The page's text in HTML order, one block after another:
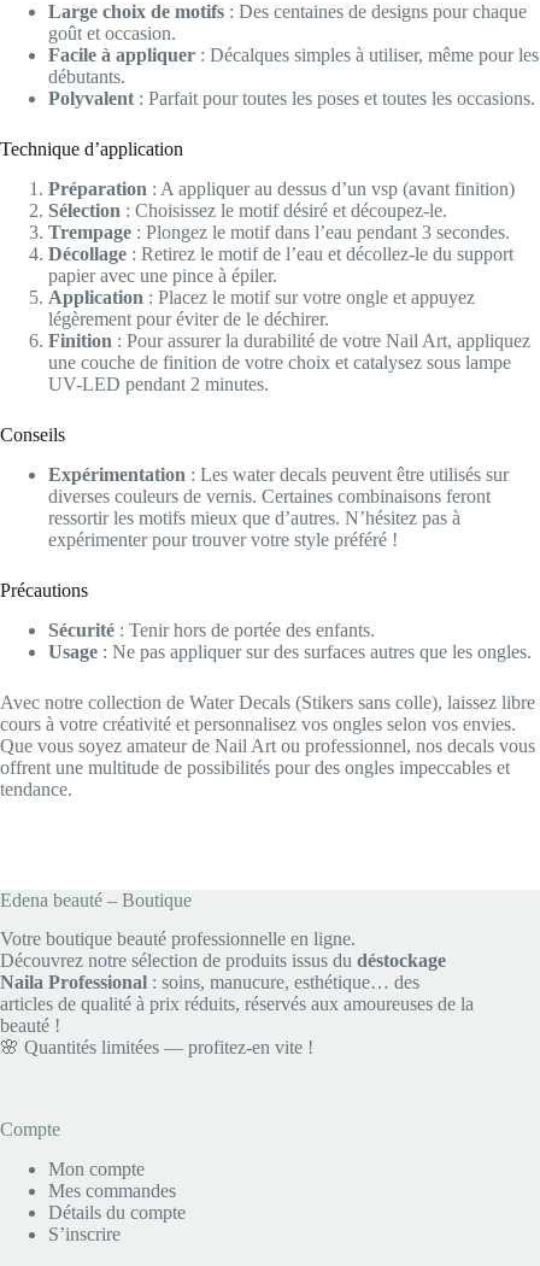
Large choix de motifs : Des centaines de designs pour chaque
goût et occasion.
Facile à appliquer : Décalques simples à utiliser, même pour les
débutants.
Polyvalent : Parfait pour toutes les poses et toutes les occasions.
Technique d’application
Préparation : A appliquer au dessus d’un vsp (avant finition)
Sélection : Choisissez le motif désiré et découpez-le.
Trempage : Plongez le motif dans l’eau pendant 3 secondes.
Décollage : Retirez le motif de l’eau et décollez-le du support
papier avec une pince à épiler.
Application : Placez le motif sur votre ongle et appuyez
légèrement pour éviter de le déchirer.
Finition : Pour assurer la durabilité de votre Nail Art, appliquez
une couche de finition de votre choix et catalysez sous lampe
UV-LED pendant 2 minutes.
Conseils
Expérimentation : Les water decals peuvent être utilisés sur
diverses couleurs de vernis. Certaines combinaisons feront
ressortir les motifs mieux que d’autres. N’hésitez pas à
expérimenter pour trouver votre style préféré !
Précautions
Sécurité : Tenir hors de portée des enfants.
Usage : Ne pas appliquer sur des surfaces autres que les ongles.
Avec notre collection de Water Decals (Stikers sans colle), laissez libre
cours à votre créativité et personnalisez vos ongles selon vos envies.
Que vous soyez amateur de Nail Art ou professionnel, nos decals vous
offrent une multitude de possibilités pour des ongles impeccables et
tendance.
Edena beauté – Boutique
Votre boutique beauté professionnelle en ligne.
Découvrez notre sélection de produits issus du déstockage
Naila Professional : soins, manucure, esthétique… des
articles de qualité à prix réduits, réservés aux amoureuses de la
beauté !
🌸 Quantités limitées — profitez-en vite !
Compte
Mon compte
Mes commandes
Détails du compte
S’inscrire